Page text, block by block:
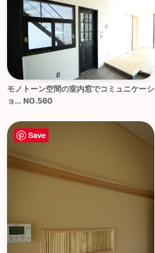
モノトーン空間の室内窓でコミュニケーシ
ョ... NO.560
Save